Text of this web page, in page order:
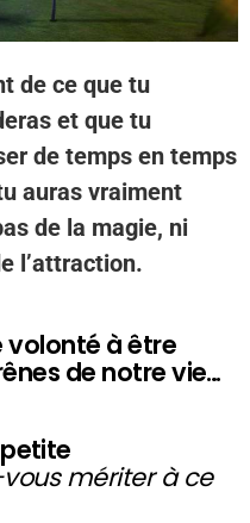
de ce que tu
et que tu
de temps en temps
auras vraiment
de la magie, ni
l’attraction.
volonté à être
de notre vie…
mériter à ce